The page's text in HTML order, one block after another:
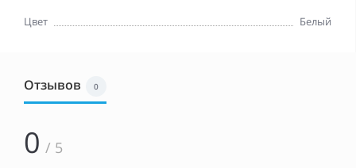
Цвет Белый
Отзывов 0
0 / 5